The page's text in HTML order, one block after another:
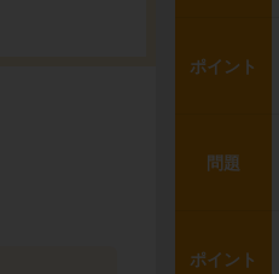
ポイント
問題
ポイント